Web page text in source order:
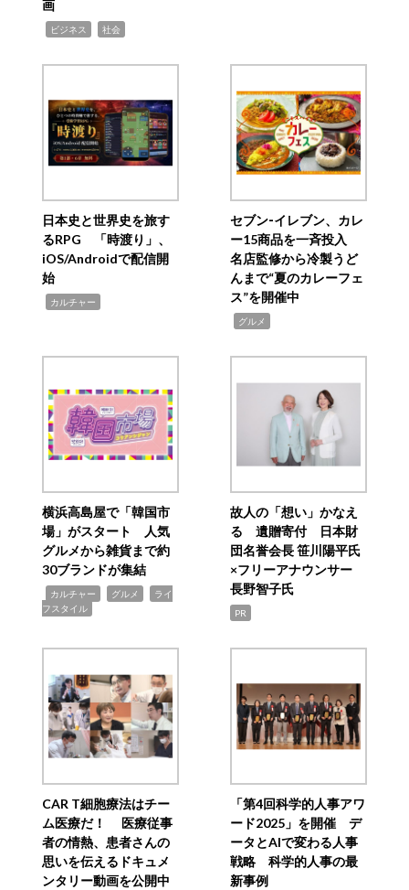
画
ビジネス 社会
日本史と世界史を旅す
るRPG 「時渡り」、
iOS/Androidで配信開
始
カルチャー
セブン‐イレブン、カレ
ー15商品を一斉投入
名店監修から冷製うど
んまで“夏のカレーフェ
ス”を開催中
グルメ
横浜高島屋で「韓国市
場」がスタート 人気
グルメから雑貨まで約
30ブランドが集結
カルチャー グルメ
ライ
フスタイル
故人の「想い」かなえ
る 遺贈寄付 日本財
団名誉会長 笹川陽平氏
×フリーアナウンサー
長野智子氏
PR
CAR T細胞療法はチー
ム医療だ！ 医療従事
者の情熱、患者さんの
思いを伝えるドキュメ
ンタリー動画を公開中
「第4回科学的人事アワ
ード2025」を開催 デ
ータとAIで変わる人事
戦略 科学的人事の最
新事例